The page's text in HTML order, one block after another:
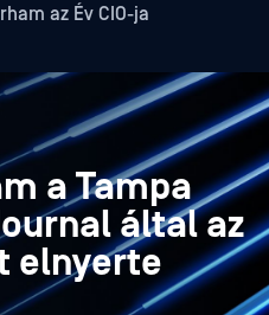
az Év CIO-ja
a Tampa
által az
elnyerte